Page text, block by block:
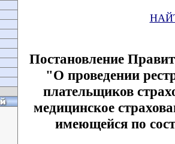
Постановление
"О проведении
плательщиков
медицинское
имеющейся по